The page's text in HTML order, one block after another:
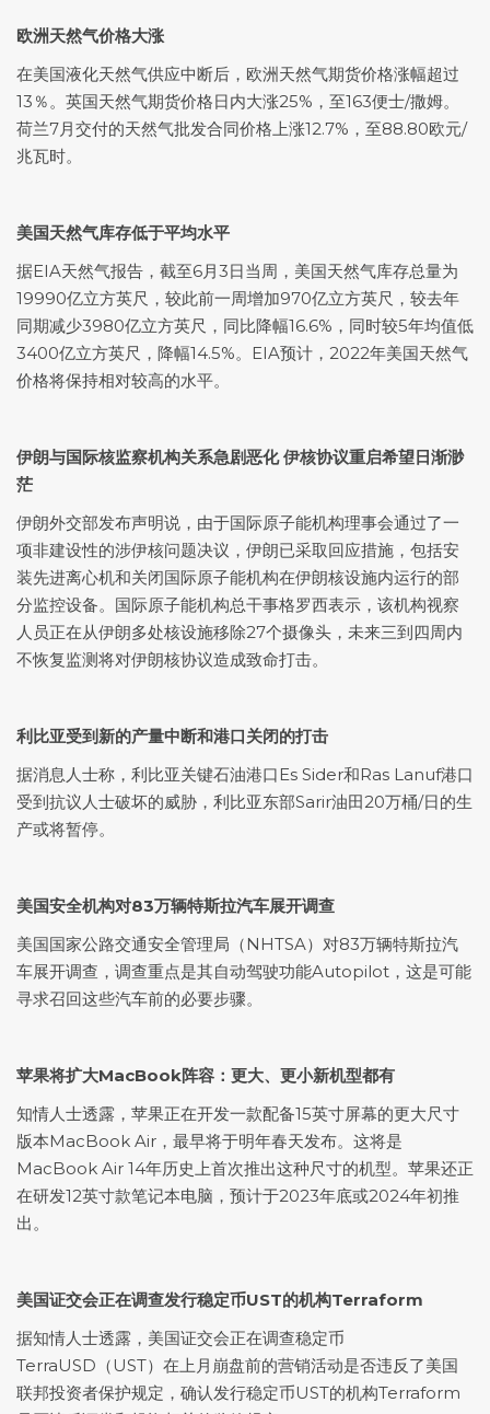
欧洲天然气价格大涨
在美国液化天然气供应中断后，欧洲天然气期货价格涨幅超过
13％。英国天然气期货价格日内大涨25%，至163便士/撒姆。
荷兰7月交付的天然气批发合同价格上涨12.7%，至88.80欧元/
兆瓦时。
美国天然气库存低于平均水平
据EIA天然气报告，截至6月3日当周，美国天然气库存总量为
19990亿立方英尺，较此前一周增加970亿立方英尺，较去年
同期减少3980亿立方英尺，同比降幅16.6%，同时较5年均值低
3400亿立方英尺，降幅14.5%。EIA预计，2022年美国天然气
价格将保持相对较高的水平。
伊朗与国际核监察机构关系急剧恶化 伊核协议重启希望日渐渺
茫
伊朗外交部发布声明说，由于国际原子能机构理事会通过了一
项非建设性的涉伊核问题决议，伊朗已采取回应措施，包括安
装先进离心机和关闭国际原子能机构在伊朗核设施内运行的部
分监控设备。国际原子能机构总干事格罗西表示，该机构视察
人员正在从伊朗多处核设施移除27个摄像头，未来三到四周内
不恢复监测将对伊朗核协议造成致命打击。
利比亚受到新的产量中断和港口关闭的打击
据消息人士称，利比亚关键石油港口Es Sider和Ras Lanuf港口
受到抗议人士破坏的威胁，利比亚东部Sarir油田20万桶/日的生
产或将暂停。
美国安全机构对83万辆特斯拉汽车展开调查
美国国家公路交通安全管理局（NHTSA）对83万辆特斯拉汽
车展开调查，调查重点是其自动驾驶功能Autopilot，这是可能
寻求召回这些汽车前的必要步骤。
苹果将扩大MacBook阵容：更大、更小新机型都有
知情人士透露，苹果正在开发一款配备15英寸屏幕的更大尺寸
版本MacBook Air，最早将于明年春天发布。这将是
MacBook Air 14年历史上首次推出这种尺寸的机型。苹果还正
在研发12英寸款笔记本电脑，预计于2023年底或2024年初推
出。
美国证交会正在调查发行稳定币UST的机构Terraform
据知情人士透露，美国证交会正在调查稳定币
TerraUSD（UST）在上月崩盘前的营销活动是否违反了美国
联邦投资者保护规定，确认发行稳定币UST的机构Terraform